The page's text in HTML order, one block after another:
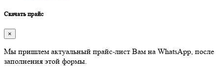
Скачать прайс
×
Мы пришлем актуальный прайс-лист Вам на WhatsApp, после
заполнения этой формы.